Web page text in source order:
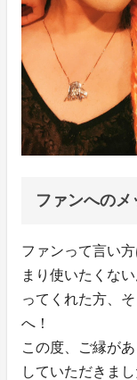
ファンへのメ
ファンって言い
まり使いたくな
ってくれた方、
へ！
この度、ご縁が
していただきまし